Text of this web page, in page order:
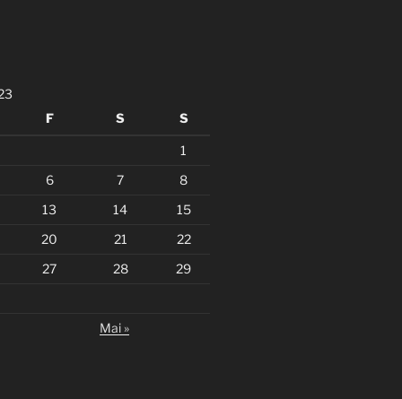
F
S S
1
6
7
8
13
14
15
20
21
22
27
28 29
Mai »